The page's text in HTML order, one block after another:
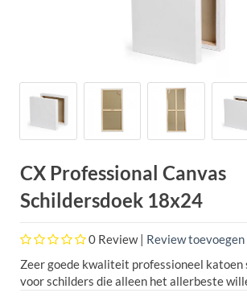
CX Professional Canvas
Schildersdoek 18x24
0 Review | Review toevoegen
Zeer goede kwaliteit professioneel katoen
voor schilders die alleen het allerbeste